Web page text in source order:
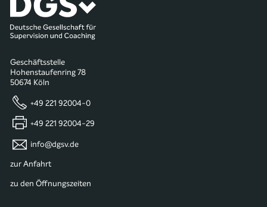
Geschäftsstelle
Hohenstaufenring 78
50674 Köln
+49 221 92004-0
+49 221 92004-29
info@dgsv.de
zur Anfahrt
zu den Öffnungszeiten